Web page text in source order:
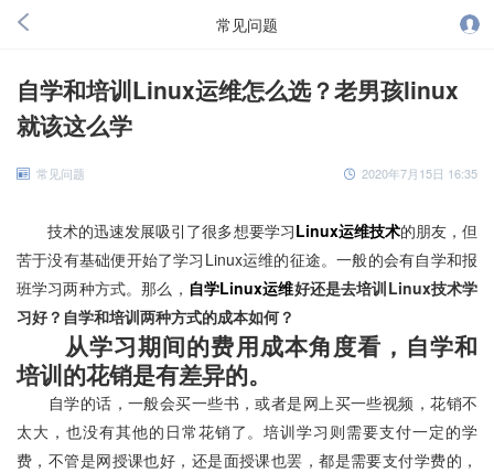
常见问题
自学和培训Linux运维怎么选？老男孩linux
就该这么学
常见问题 2020年7月15日 16:35
技术的迅速发展吸引了很多想要学习Linux运维技术的朋友，但
苦于没有基础便开始了学习Linux运维的征途。一般的会有自学和报
班学习两种方式。那么， 自学Linux运维好还是去培训Linux技术学
习好？自学和培训两种方式的成本如何？
从学习期间的费用成本角度看，自学和
培训的花销是有差异的。
自学的话，一般会买一些书，或者是网上买一些视频，花销不
太大，也没有其他的日常花销了。培训学习则需要支付一定的学
费，不管是网授课也好，还是面授课也罢，都是需要支付学费的，